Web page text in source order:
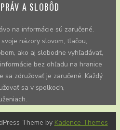
A SLOBÔD
na informácie sú zaručené.
názory slovom, tlačou,
ako aj slobodne vyhľadávať,
bez ohľadu na hranice
sa združovať je zaručené. Každý
sa v spolkoch,
Theme by Kadence Themes